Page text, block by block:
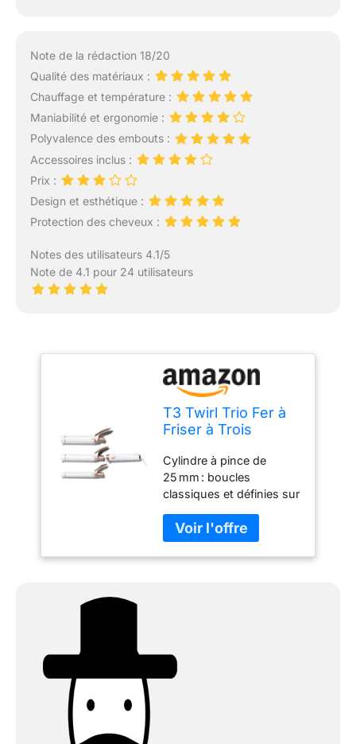
Note de la rédaction 18/20
Qualité des matériaux :
Chauffage et température :
Maniabilité et ergonomie :
Polyvalence des embouts :
Accessoires inclus :
Prix :
Design et esthétique :
Protection des cheveux :
Notes des utilisateurs 4.1/5
Note de 4.1 pour 24 utilisateurs
T3 Twirl Trio Fer à
Friser à Trois
Interchangeables
Cylindre à pince de
25 mm : boucles
classiques et définies sur
Cylindre à pince de
32 mm : boucles
élégantes, volumineuses
SinglePass : chaleur
constante et homogène,